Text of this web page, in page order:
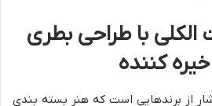
الکلی با طراحی بطری
کننده
از برندهایی است که هنر بسته بندی